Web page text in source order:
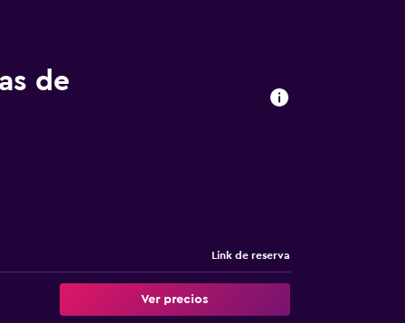
de
Link de reserva
Ver precios